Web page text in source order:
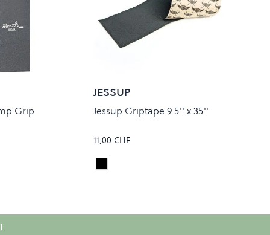
Grip
JESSUP
Jessup Griptape 9.5'' x 35''
11,00 CHF
Colour
Black